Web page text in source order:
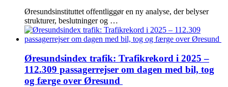
Øresundsinstituttet offentliggør en ny analyse, der belyser
strukturer, beslutninger og …
Øresundsindex trafik: Trafikrekord i 2025 –
112.309 passagerrejser om dagen med bil, tog
og færge over Øresund